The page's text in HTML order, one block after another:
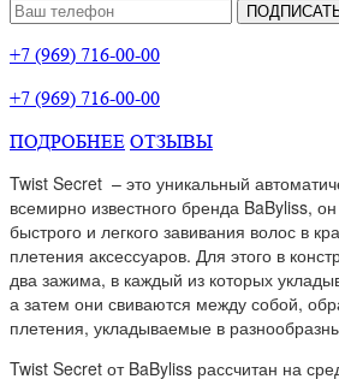
+7 (969) 716-00-00
+7 (969) 716-00-00
ПОДРОБНЕЕ ОТЗЫВЫ
Twist Secret – это уникальный
всемирно известного бренда BaByliss,
быстрого и легкого завивания волос в
плетения аксессуаров. Для этого в
два зажима, в каждый из которых
а затем они свиваются между собой,
плетения, укладываемые в
Twist Secret от BaByliss рассчитан на